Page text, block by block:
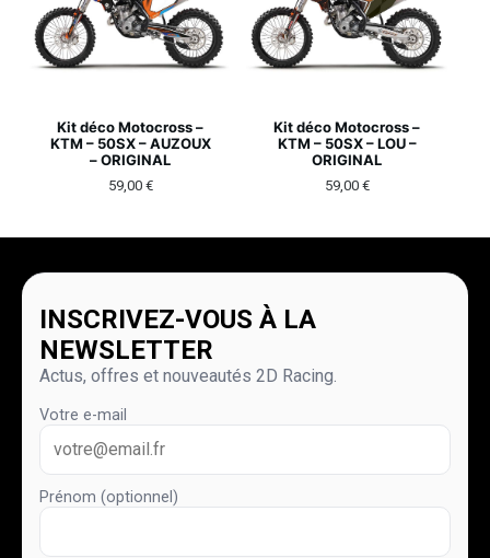
Kit déco Motocross –
KTM – 50SX – AUZOUX
– ORIGINAL
59,00 €
Kit déco Motocross –
KTM – 50SX – LOU –
ORIGINAL
59,00 €
INSCRIVEZ-VOUS À LA
NEWSLETTER
Actus, offres et nouveautés 2D Racing.
Votre e-mail
Prénom (optionnel)